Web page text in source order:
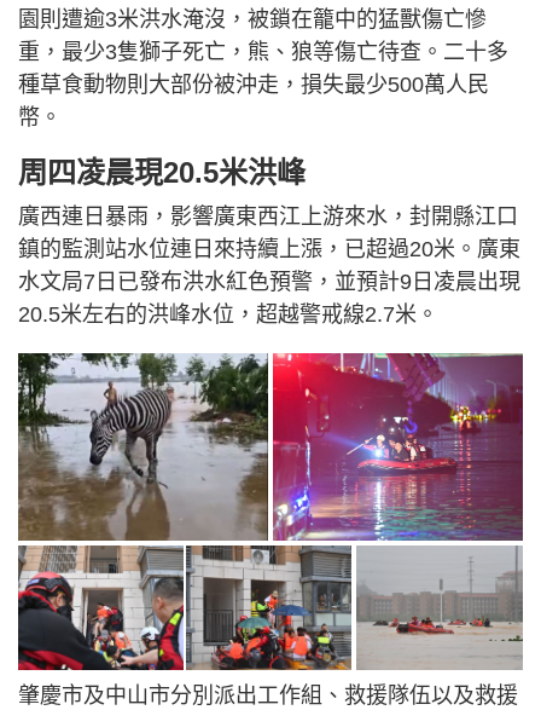
園則遭逾3米洪水淹沒，被鎖在籠中的猛獸傷亡慘
重，最少3隻獅子死亡，熊、狼等傷亡待查。二十多
種草食動物則大部份被沖走，損失最少500萬人民
幣。
周四凌晨現20.5米洪峰
廣西連日暴雨，影響廣東西江上游來水，封開縣江口
鎮的監測站水位連日來持續上漲，已超過20米。廣東
水文局7日已發布洪水紅色預警，並預計9日凌晨出現
20.5米左右的洪峰水位，超越警戒線2.7米。
肇慶市及中山市分別派出工作組、救援隊伍以及救援